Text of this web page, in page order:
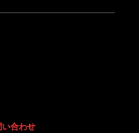
合わせ